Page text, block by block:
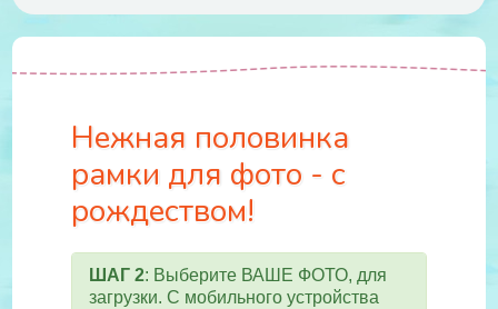
Нежная половинка
рамки для фото - с
рождеством!
ШАГ 2: Выберите ВАШЕ ФОТО, для
загрузки. С мобильного устройства